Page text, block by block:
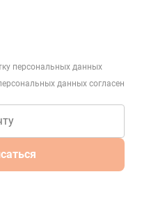
персональных данных
данных согласен